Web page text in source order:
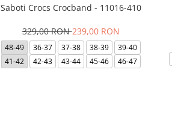
Saboti Crocs Crocband - 11016-410
329,00 RON239,00 RON
48-49 36-37 37-38 38-39
39-40
41-42
42-43 43-44 45-46 46-47